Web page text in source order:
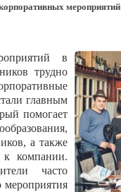
мероприятий
в
трудно
главным
помогает
а также
к компании.
часто
мероприятия